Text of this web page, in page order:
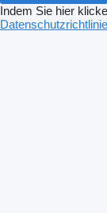
Indem Sie hier